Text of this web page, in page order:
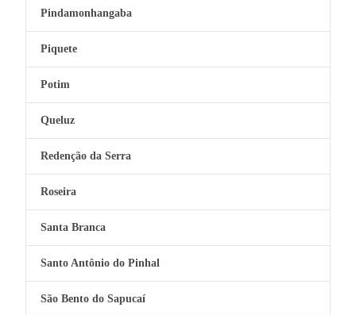
Pindamonhangaba
Piquete
Potim
Queluz
Redenção da Serra
Roseira
Santa Branca
Santo Antônio do Pinhal
São Bento do Sapucaí